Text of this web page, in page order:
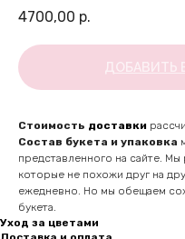
4700,00 р.
ДОБАВИТЬ
Стоимость доставки
Состав букета и упаковка
представленного на сайте.
которые не похожи друг на
ежедневно. Но мы обещаем
букета.
Уход за цветами